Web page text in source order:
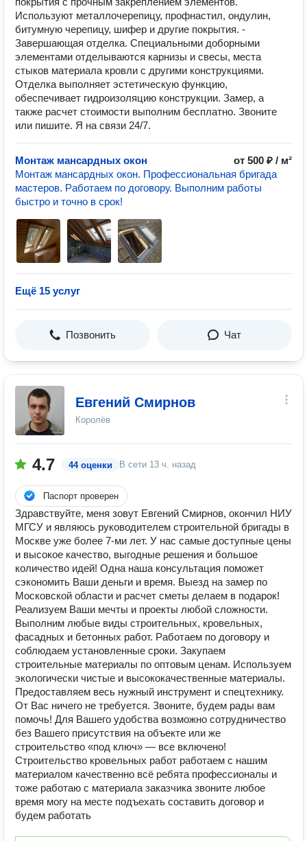
Используют металлочерепицу, профнастил, ондулин,
битумную черепицу, шифер и другие покрытия. -
Завершающая отделка. Специальными доборными
элементами отделываются карнизы и свесы, места
стыков материала кровли с другими конструкциями.
Отделка выполняет эстетическую функцию,
обеспечивает гидроизоляцию конструкции. Замер, а
также расчет стоимости выполним бесплатно. Звоните
или пишите. Я на связи 24/7.
Монтаж мансардных окон
от 500 ₽ / м²
Монтаж мансардных окон. Профессиональная бригада
мастеров. Работаем по договору. Выполним работы
быстро и точно в срок!
Ещё 15 услуг
Позвонить Чат
Евгений Смирнов
Королёв
4.7 44 оценки В сети 13 ч. назад
Паспорт проверен
Здравствуйте, меня зовут Евгений Смирнов, окончил НИУ
МГСУ и являюсь руководителем строительной бригады в
Москве уже более 7-ми лет. У нас самые доступные цены
и высокое качество, выгодные решения и большое
количество идей! Одна наша консультация поможет
сэкономить Ваши деньги и время. Выезд на замер по
Московской области и расчет сметы делаем в подарок!
Реализуем Ваши мечты и проекты любой сложности.
Выполним любые виды строительных, кровельных,
фасадных и бетонных работ. Работаем по договору и
соблюдаем установленные сроки. Закупаем
строительные материалы по оптовым ценам. Используем
экологически чистые и высококачественные материалы.
Предоставляем весь нужный инструмент и спецтехнику.
От Вас ничего не требуется. Звоните, будем рады вам
помочь! Для Вашего удобства возможно сотрудничество
без Вашего присутствия на объекте или же
строительство «под ключ» — все включено!
Строительство кровельных работ работаем с нашим
материалом качественно всё ребята профессионалы и
тоже работаю с материала заказчика звоните любое
время могу на месте подъехать составить договор и
будем работать